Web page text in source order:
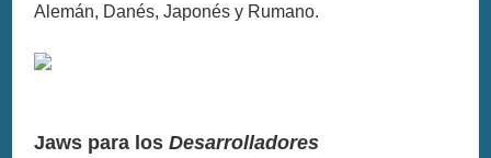
Alemán, Danés, Japonés y Rumano.
Jaws para losDesarrolladores